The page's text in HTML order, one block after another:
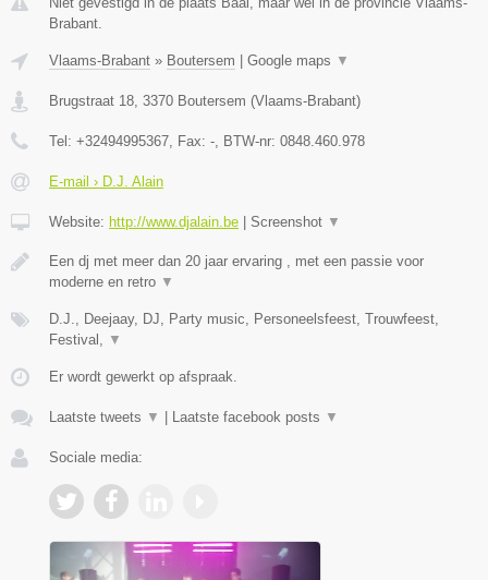
Brabant.
Vlaams-Brabant » Boutersem Google maps ▼
Brugstraat 18, 3370 Boutersem (Vlaams-Brabant)
Tel: +32494995367, Fax: -, BTW-nr: 0848.460.978
E-mail › D.J. Alain
Website: http://www.djalain.be Screenshot ▼
Een dj met meer dan 20 jaar ervaring , met een passie voor
moderne en retro ▼
D.J., Deejaay, DJ, Party music, Personeelsfeest, Trouwfeest,
Festival, ▼
Er wordt gewerkt op afspraak.
Laatste tweets ▼ Laatste facebook posts ▼
Sociale media: